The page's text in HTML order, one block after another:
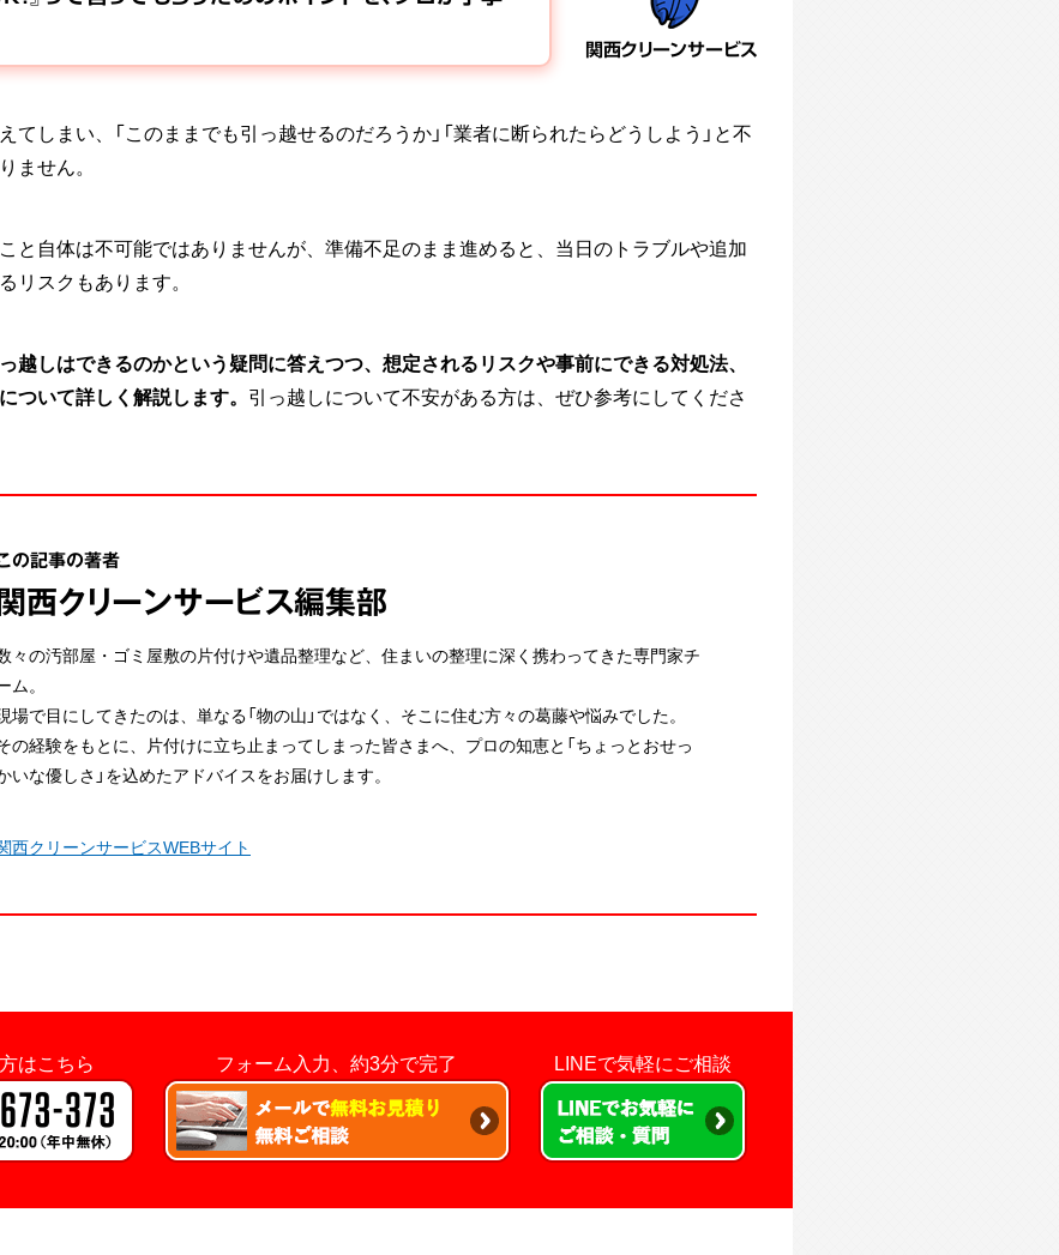
関西クリーンサービス
しまい、「このままでも引っ越せるのだろうか」「業者に断られたらどうしよう」と不
ません。
と自体は不可能ではありませんが、準備不足のまま進めると、当日のトラブルや追加
リスクもあります。
越しはできるのかという疑問に答えつつ、想定されるリスクや事前にできる対処法、
ついて詳しく解説します。 引っ越しについて不安がある方は、ぜひ参考にしてくださ
の記事の著者
西クリーンサービス編集部
々の汚部屋・ゴミ屋敷の片付けや遺品整理など、住まいの整理に深く携わってきた専門家チ
ム。
場で目にしてきたのは、単なる「物の山」ではなく、そこに住む方々の葛藤や悩みでした。
の経験をもとに、片付けに立ち止まってしまった皆さまへ、プロの知恵と「ちょっとおせっ
いな優しさ」を込めたアドバイスをお届けします。
西クリーンサービスWEBサイト
はこちら フォーム入力、約3分で完了 LINEで気軽にご相談